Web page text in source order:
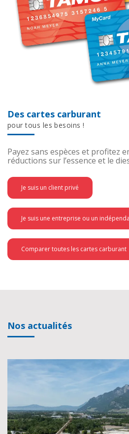
Des cartes carburant
pour tous les besoins !
Payez sans espèces et profitez
réductions sur l’essence et le
Je suis un client privé
Je suis une entreprise ou un
Comparer toutes les cartes carburant
Nos actualités